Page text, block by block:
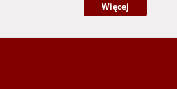
Więcej